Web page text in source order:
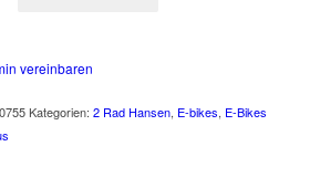
vereinbaren
Kategorien: 2 Rad Hansen, E-bikes, E-Bikes